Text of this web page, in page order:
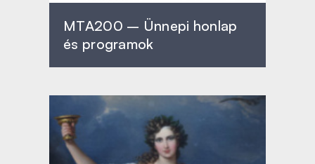
MTA200 – Ünnepi honlap
és programok